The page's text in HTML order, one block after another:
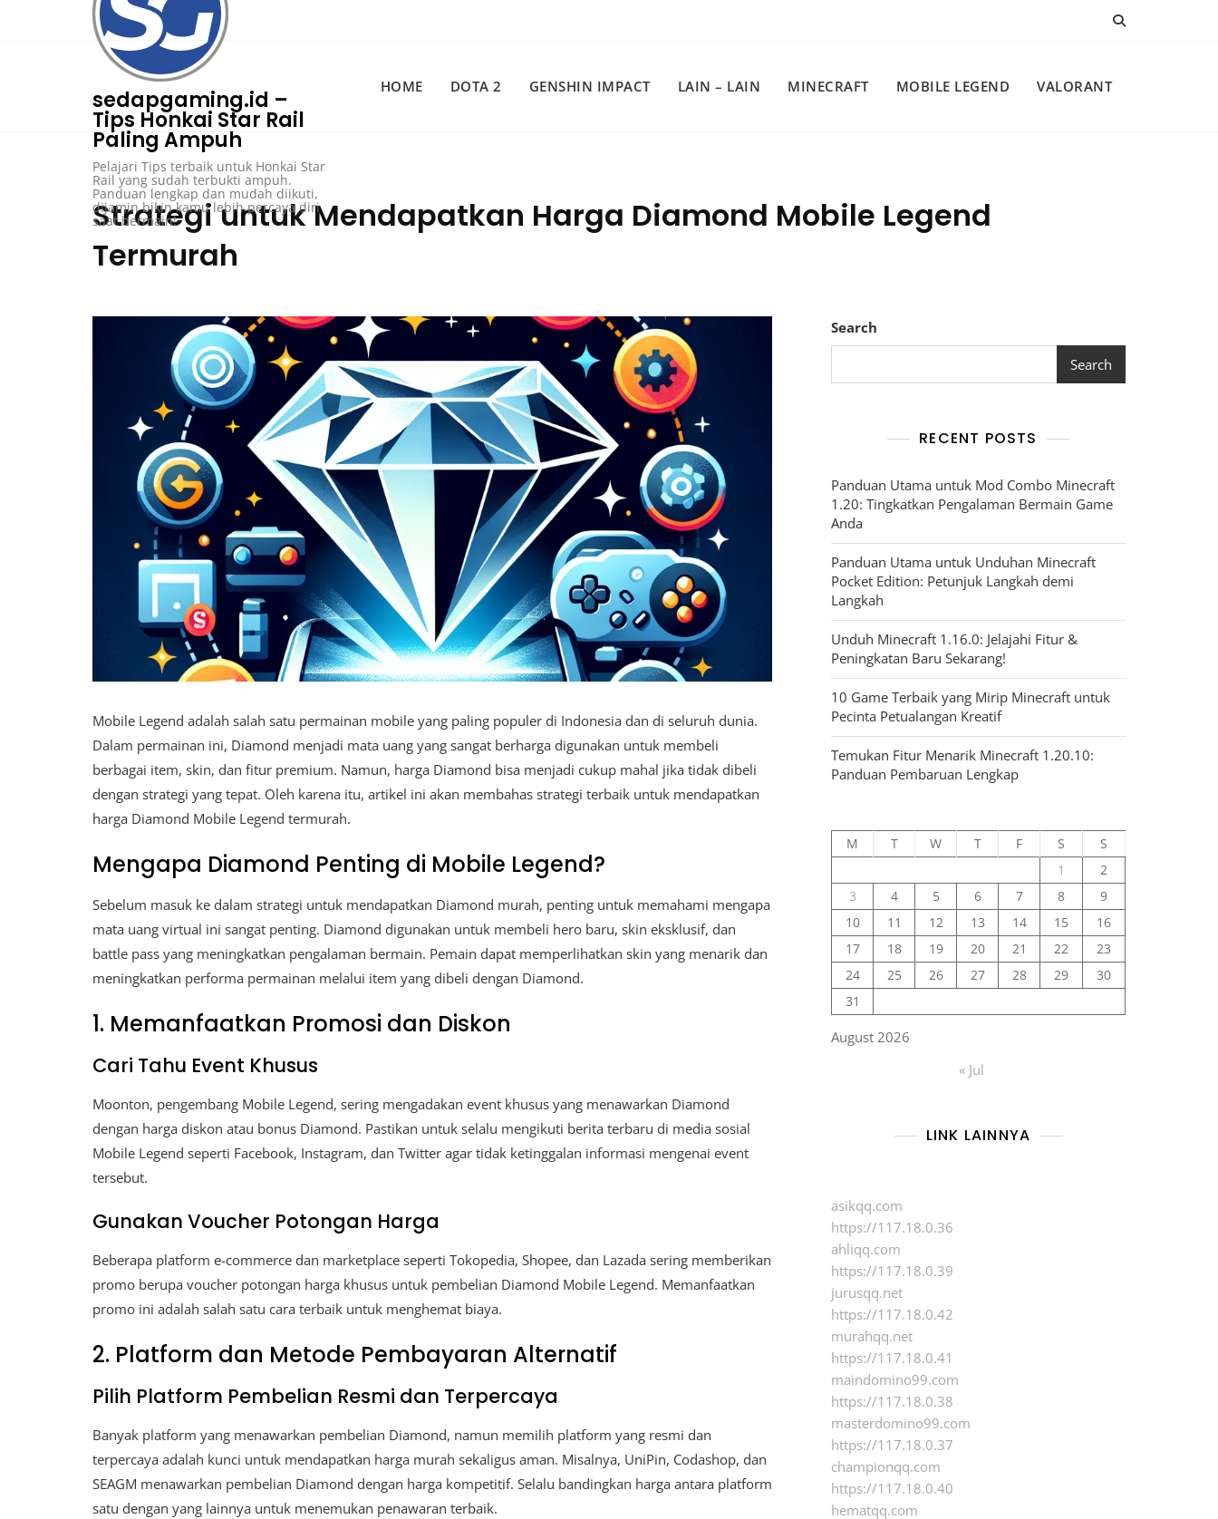
sedapgaming.id –
Tips Honkai Star Rail
Paling Ampuh
Pelajari Tips terbaik untuk Honkai Star
Rail yang sudah terbukti ampuh.
Panduan lengkap dan mudah diikuti,
dijamin bikin kamu lebih percaya diri
saat bermain!
HOME DOTA 2 GENSHIN IMPACT LAIN – LAIN MINECRAFT MOBILE LEGEND VALORANT
Strategi untuk Mendapatkan Harga Diamond Mobile Legend
Termurah
Mobile Legend adalah salah satu permainan mobile yang paling populer di Indonesia dan di seluruh dunia.
Dalam permainan ini, Diamond menjadi mata uang yang sangat berharga digunakan untuk membeli
berbagai item, skin, dan fitur premium. Namun, harga Diamond bisa menjadi cukup mahal jika tidak dibeli
dengan strategi yang tepat. Oleh karena itu, artikel ini akan membahas strategi terbaik untuk mendapatkan
harga Diamond Mobile Legend termurah.
Mengapa Diamond Penting di Mobile Legend?
Sebelum masuk ke dalam strategi untuk mendapatkan Diamond murah, penting untuk memahami mengapa
mata uang virtual ini sangat penting. Diamond digunakan untuk membeli hero baru, skin eksklusif, dan
battle pass yang meningkatkan pengalaman bermain. Pemain dapat memperlihatkan skin yang menarik dan
meningkatkan performa permainan melalui item yang dibeli dengan Diamond.
1. Memanfaatkan Promosi dan Diskon
Cari Tahu Event Khusus
Moonton, pengembang Mobile Legend, sering mengadakan event khusus yang menawarkan Diamond
dengan harga diskon atau bonus Diamond. Pastikan untuk selalu mengikuti berita terbaru di media sosial
Mobile Legend seperti Facebook, Instagram, dan Twitter agar tidak ketinggalan informasi mengenai event
tersebut.
Gunakan Voucher Potongan Harga
Beberapa platform e-commerce dan marketplace seperti Tokopedia, Shopee, dan Lazada sering memberikan
promo berupa voucher potongan harga khusus untuk pembelian Diamond Mobile Legend. Memanfaatkan
promo ini adalah salah satu cara terbaik untuk menghemat biaya.
2. Platform dan Metode Pembayaran Alternatif
Pilih Platform Pembelian Resmi dan Terpercaya
Banyak platform yang menawarkan pembelian Diamond, namun memilih platform yang resmi dan
terpercaya adalah kunci untuk mendapatkan harga murah sekaligus aman. Misalnya, UniPin, Codashop, dan
SEAGM menawarkan pembelian Diamond dengan harga kompetitif. Selalu bandingkan harga antara platform
satu dengan yang lainnya untuk menemukan penawaran terbaik.
Search
Search
RECENT POSTS
Panduan Utama untuk Mod Combo Minecraft
1.20: Tingkatkan Pengalaman Bermain Game
Anda
Panduan Utama untuk Unduhan Minecraft
Pocket Edition: Petunjuk Langkah demi
Langkah
Unduh Minecraft 1.16.0: Jelajahi Fitur &
Peningkatan Baru Sekarang!
10 Game Terbaik yang Mirip Minecraft untuk
Pecinta Petualangan Kreatif
Temukan Fitur Menarik Minecraft 1.20.10:
Panduan Pembaruan Lengkap
August 2026
M T W T F S
S
1
2
3
4 5 6 7 8
9
10
11 12 13 14 15
16
17
18 19 20 21 22
23
24
25 26 27 28 29
30
31
« Jul
LINK LAINNYA
asikqq.com
https://117.18.0.36
ahliqq.com
https://117.18.0.39
jurusqq.net
https://117.18.0.42
murahqq.net
https://117.18.0.41
maindomino99.com
https://117.18.0.38
masterdomino99.com
https://117.18.0.37
championqq.com
https://117.18.0.40
hematqq.com